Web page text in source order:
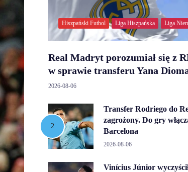
Hiszpański Futbol Liga Hiszpańska Liga
Real Madryt porozumiał się z
w sprawie transferu Yana
2026-08-06
Transfer Rodriego do
zagrożony. Do gry
Barcelona
2026-08-06
Vinícius Júnior